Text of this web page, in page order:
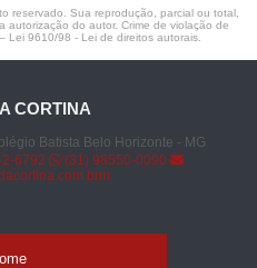
reservado. Sua reprodução, parcial ou total,
autorização do autor. Crime de violação de
Lei 9610/98 - Lei de direitos autorais
CORTINA
Batista Belo Horizonte - MG
6792
(31) 98550-0090